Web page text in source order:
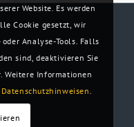
Website. Es werden
Cookie gesetzt, wir
Analyse-Tools. Falls
sind, deaktivieren Sie
Weitere Informationen
Datenschutzhinweisen.